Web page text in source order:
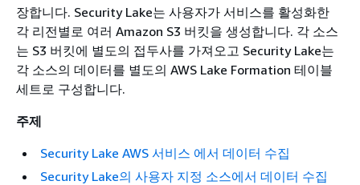
장합니다. Security Lake는 사용자가 서비스를 활성화한
각 리전별로 여러 Amazon S3 버킷을 생성합니다. 각 소스
는 S3 버킷에 별도의 접두사를 가져오고 Security Lake는
각 소스의 데이터를 별도의 AWS Lake Formation 테이블
세트로 구성합니다.
주제
Security Lake AWS 서비스 에서 데이터 수집
Security Lake의 사용자 지정 소스에서 데이터 수집